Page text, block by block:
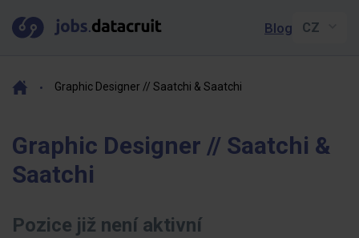
Blog
Graphic Designer // Saatchi & Saatchi
Graphic Designer // Saatchi &
Saatchi
Pozice již není aktivní